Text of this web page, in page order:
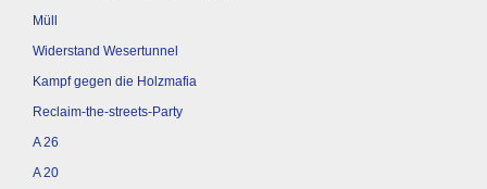
Müll
Widerstand Wesertunnel
Kampf gegen die Holzmafia
Reclaim-the-streets-Party
A 26
A 20